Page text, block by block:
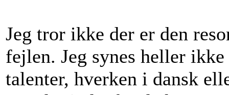
Jeg tror ikke der er den
fejlen. Jeg synes heller
talenter, hverken i dansk